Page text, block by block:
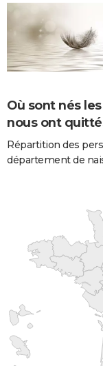
Où sont nés
nous ont
Répartition des
département de